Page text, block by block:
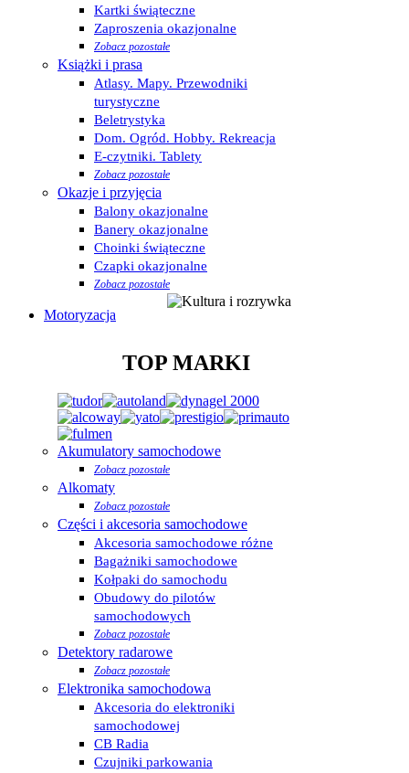
Kartki świąteczne
Zaproszenia okazjonalne
Zobacz pozostałe
Książki i prasa
Atlasy. Mapy. Przewodniki
turystyczne
Beletrystyka
Dom. Ogród. Hobby. Rekreacja
E-czytniki. Tablety
Zobacz pozostałe
Okazje i przyjęcia
Balony okazjonalne
Banery okazjonalne
Choinki świąteczne
Czapki okazjonalne
Zobacz pozostałe
Motoryzacja
TOP MARKI
Akumulatory samochodowe
Zobacz pozostałe
Alkomaty
Zobacz pozostałe
Części i akcesoria samochodowe
Akcesoria samochodowe różne
Bagażniki samochodowe
Kołpaki do samochodu
Obudowy do pilotów
samochodowych
Zobacz pozostałe
Detektory radarowe
Zobacz pozostałe
Elektronika samochodowa
Akcesoria do elektroniki
samochodowej
CB Radia
Czujniki parkowania